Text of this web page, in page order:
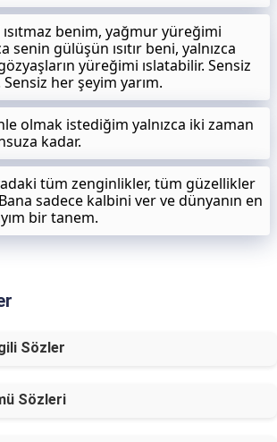
benim, yağmur yüreğimi
senin gülüşün ısıtır beni, yalnızca
yüreğimi ıslatabilir. Sensiz
her şeyim yarım.
olmak istediğim yalnızca iki zaman
kadar.
tüm zenginlikler, tüm güzellikler
sadece kalbini ver ve dünyanın en
bir tanem.
Sözler
Sözleri